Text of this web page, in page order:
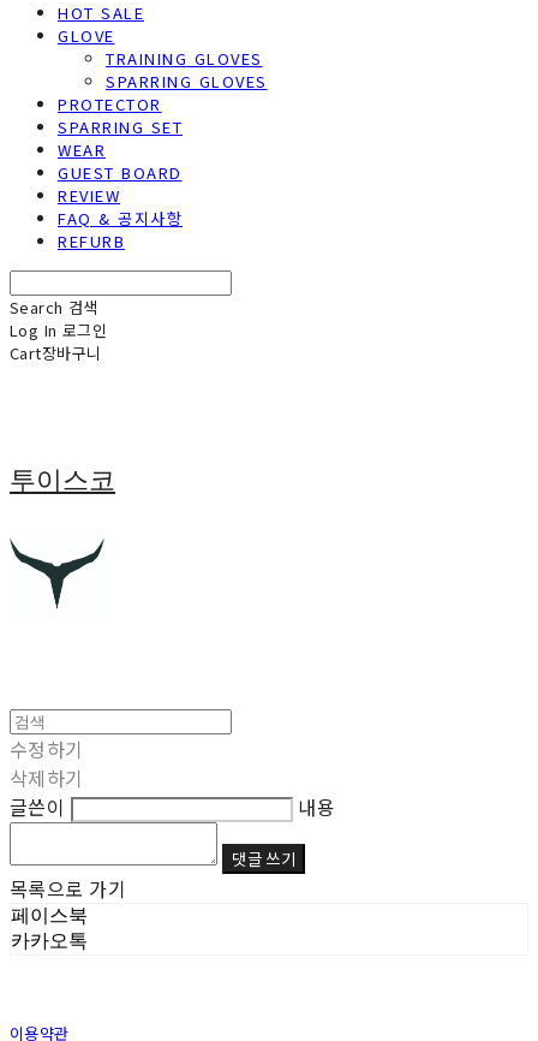
HOT SALE
GLOVE
TRAINING GLOVES
SPARRING GLOVES
PROTECTOR
SPARRING SET
WEAR
GUEST BOARD
REVIEW
FAQ & 공지사항
REFURB
Search 검색
Log In 로그인
Cart장바구니
투이스코
수정하기
삭제하기
글쓴이
내용
댓글 쓰기
목록으로 가기
페이스북
카카오톡
이용약관